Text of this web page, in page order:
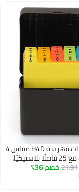
حامل بطاقات فهرسة H4D مقاس 4
× 6 بوصات مع 25 فاصلًا بلاستيكيًا،
21.91خصم 36%